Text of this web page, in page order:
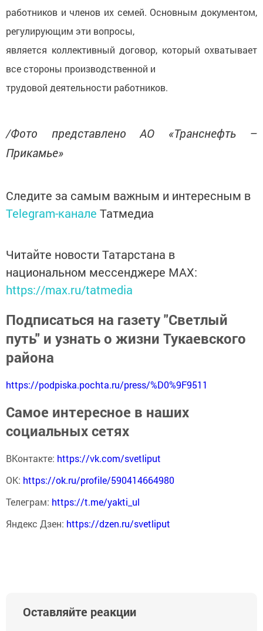
работников и членов их семей. Основным документом,
регулирующим эти вопросы,
является коллективный договор, который охватывает
все стороны производственной и
трудовой деятельности работников.
/Фото представлено АО «Транснефть –
Прикамье»
Следите за самым важным и интересным в
Telegram-канале Татмедиа
Читайте новости Татарстана в
национальном мессенджере MАХ:
https://max.ru/tatmedia
Подписаться на газету "Светлый
путь" и узнать о жизни Тукаевского
района
https://podpiska.pochta.ru/press/%D0%9F9511
Самое интересное в наших
социальных сетях
ВКонтакте: https://vk.com/svetliput
ОК: https://ok.ru/profile/590414664980
Телеграм: https://t.me/yakti_ul
Яндекс Дзен: https://dzen.ru/svetliput
Оставляйте реакции